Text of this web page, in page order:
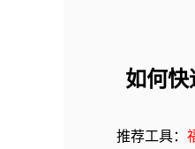
如何快
推荐工具：